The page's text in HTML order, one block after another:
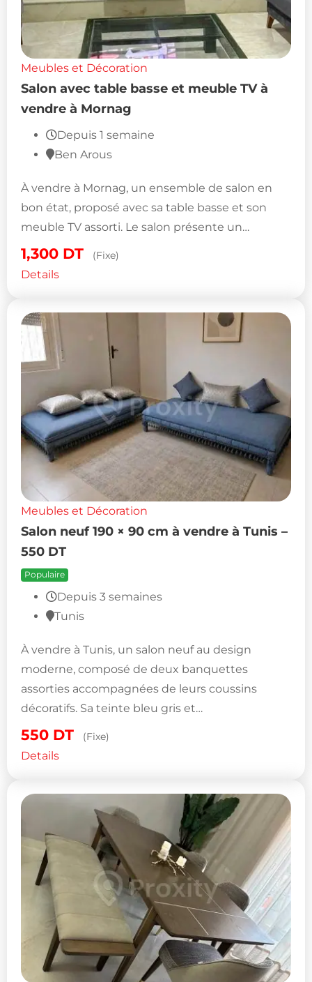
Meubles et Décoration
Salon avec table basse et meuble TV à
vendre à Mornag
Depuis 1 semaine
Ben Arous
À vendre à Mornag, un ensemble de salon en
bon état, proposé avec sa table basse et son
meuble TV assorti. Le salon présente un…
1,300 DT (Fixe)
Details
Meubles et Décoration
Salon neuf 190 × 90 cm à vendre à Tunis –
550 DT
Populaire
Depuis 3 semaines
Tunis
À vendre à Tunis, un salon neuf au design
moderne, composé de deux banquettes
assorties accompagnées de leurs coussins
décoratifs. Sa teinte bleu gris et…
550 DT (Fixe)
Details